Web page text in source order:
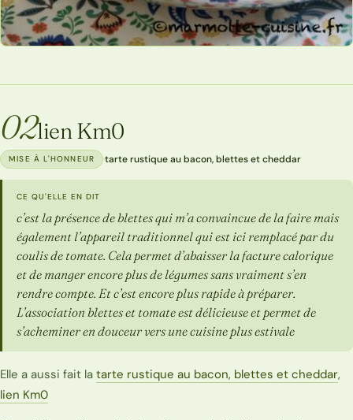
02lien Km0
MISE À L'HONNEUR ·tarte rustique au bacon, blettes et cheddar
CE QU'ELLE EN DIT
c’est la présence de blettes qui m’a convaincue de la faire mais
également l’appareil traditionnel qui est ici remplacé par du
coulis de tomate. Cela permet d’abaisser la facture calorique
et de manger encore plus de légumes sans vraiment s’en
rendre compte. Et c’est encore plus rapide à préparer.
L’association blettes et tomate est délicieuse et permet de
s’acheminer en douceur vers une cuisine plus estivale
Elle a aussi fait la tarte rustique au bacon, blettes et cheddar,
lien Km0